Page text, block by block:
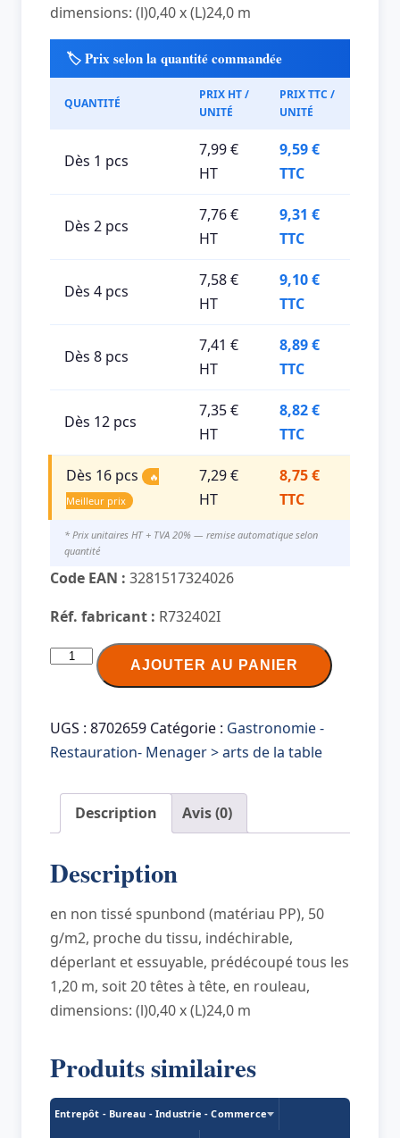
dimensions: (l)0,40 x (L)24,0 m
🏷️ Prix selon la quantité commandée
QUANTITÉ
PRIX HT /
UNITÉ
PRIX TTC /
UNITÉ
Dès 1 pcs
7,99 €
HT
9,59 €
TTC
Dès 2 pcs
7,76 €
HT
9,31 €
TTC
Dès 4 pcs
7,58 €
HT
9,10 €
TTC
Dès 8 pcs
7,41 €
HT
8,89 €
TTC
Dès 12 pcs
7,35 €
HT
8,82 €
TTC
Dès 16 pcs
🔥
Meilleur prix
7,29 €
HT
8,75 €
TTC
* Prix unitaires HT + TVA 20% — remise automatique selon
quantité
Code EAN : 3281517324026
Réf. fabricant : R732402I
quantité
Tête
à
jetable
tissé
ivoire
AJOUTER AU PANIER
UGS : 8702659 Catégorie : Gastronomie -
Restauration- Menager > arts de la table
Description Avis (0)
Description
en non tissé spunbond (matériau PP), 50
g/m2, proche du tissu, indéchirable,
déperlant et essuyable, prédécoupé tous les
1,20 m, soit 20 têtes à tête, en rouleau,
dimensions: (l)0,40 x (L)24,0 m
Produits similaires
Entrepôt - Bureau - Industrie - Commerce